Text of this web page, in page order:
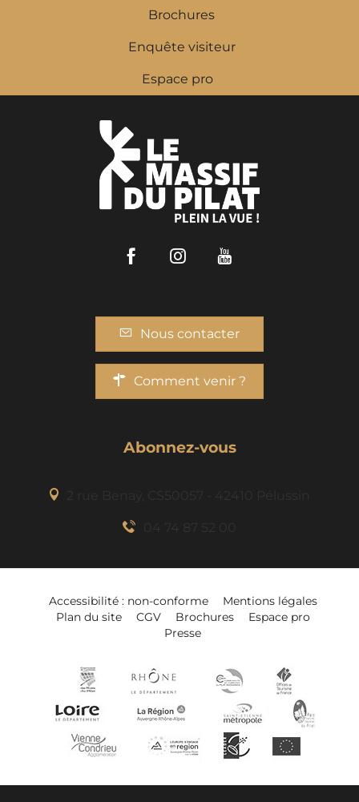
Brochures
Enquête visiteur
Espace pro
FacebookInstagram
Nous contacter
Comment venir ?
Abonnez-vous
Accessibilité : non-conforme
Mentions légales
Plan du site
CGV Brochures
Espace pro
Presse